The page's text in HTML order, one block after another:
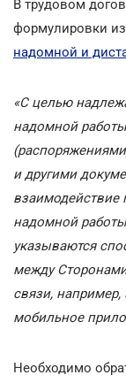
В трудовом
формулировки из
надомной и
«С целью
надомной
и другими
надомной
указываются
между
связи, например,
мобильное
Необходимо